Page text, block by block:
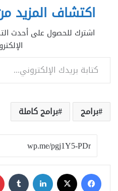
اكتشاف
اشترك للحصول على أحدث
كتابة بريدك الإلكتروني...
برامج برامج كاملة
فيسبوك لينكدإن